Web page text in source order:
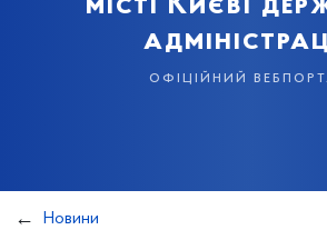
офіційний
Новини